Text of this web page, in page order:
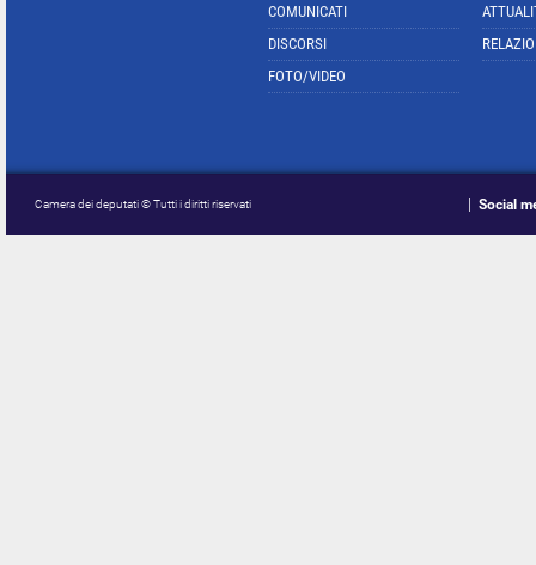
COMUNICATI
DISCORSI
FOTO/VIDEO
Camera dei deputati © Tutti i diritti riservati Social